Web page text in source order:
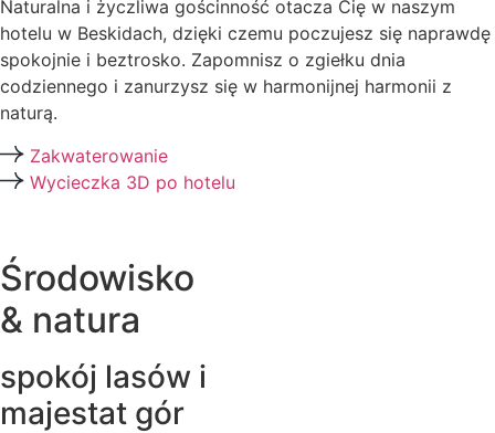
Naturalna i życzliwa gościnność otacza Cię w naszym
hotelu w Beskidach, dzięki czemu poczujesz się naprawdę
spokojnie i beztrosko. Zapomnisz o zgiełku dnia
codziennego i zanurzysz się w harmonijnej harmonii z
naturą.
Zakwaterowanie
Wycieczka 3D po hotelu
Środowisko
& natura
spokój lasów i
majestat gór